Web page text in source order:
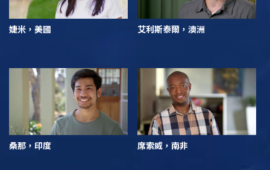
婕米，美國 艾利斯泰爾，澳洲
桑那，印度 席索威，南非